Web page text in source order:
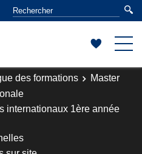
des formations
Master
internationaux 1ère année